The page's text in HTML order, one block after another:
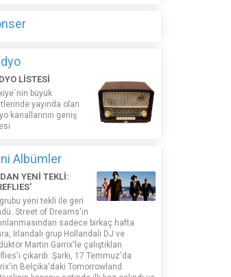
LİSTESİ
büyük
yayında olan
kanallarının geniş
Albümler
YENİ TEKLİ:
yeni tekli ile geri
Street of Dreams'in
sadece birkaç hafta
İrlandalı grup Hollandalı DJ ve
Martin Garrix'le çalıştıkları
çıkardı. Şarkı, 17 Temmuz'da
Belçika'daki Tomorrowland